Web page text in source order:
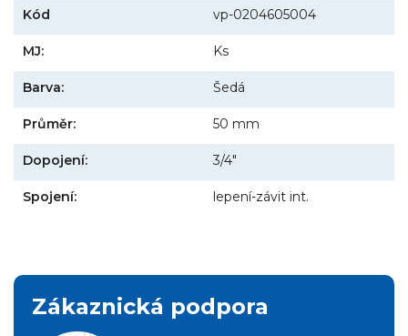
Kód vp-0204605004
MJ: Ks
Barva: Šedá
Průměr: 50 mm
Dopojení: 3/4"
Spojení: lepení-závit int.
Zákaznická podpora